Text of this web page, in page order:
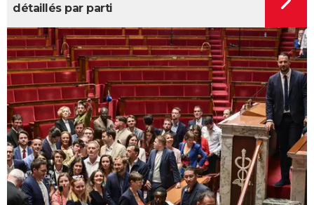
détaillés par parti